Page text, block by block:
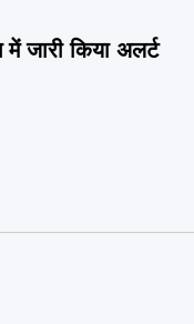
जारी किया अलर्ट